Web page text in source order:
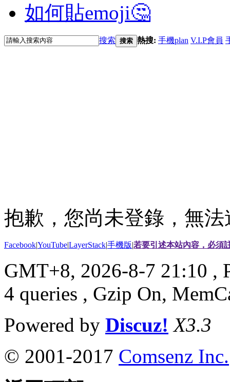
如何貼emoji🤔
搜索 搜索 熱搜: 手機plan V.I.P會員
抱歉，您尚未登錄，無
Facebook|YouTube|LayerStack|手機版|若要引述本站內容，必須
GMT+8, 2026-8-7 21:10 ,
4 queries , Gzip On,
Powered by Discuz! X3.3
© 2001-2017 Comsenz Inc.